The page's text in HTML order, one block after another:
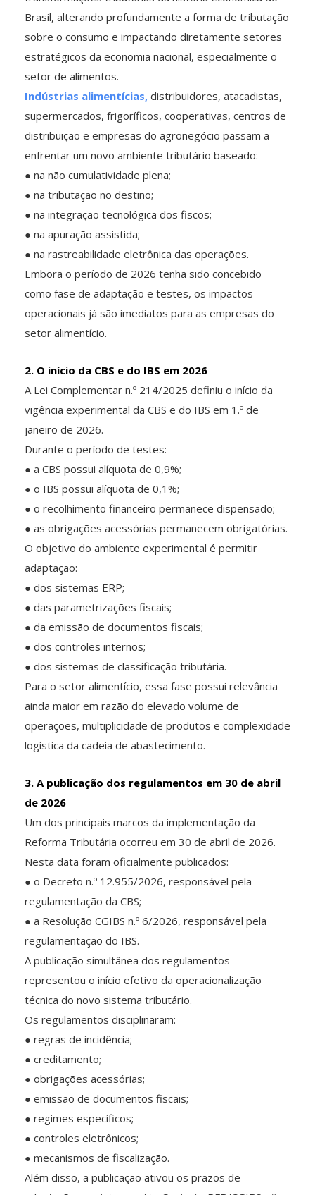
Brasil, alterando profundamente a forma de tributação
sobre o consumo e impactando diretamente setores
estratégicos da economia nacional, especialmente o
setor de alimentos.
Indústrias alimentícias, distribuidores, atacadistas,
supermercados, frigoríficos, cooperativas, centros de
distribuição e empresas do agronegócio passam a
enfrentar um novo ambiente tributário baseado:
● na não cumulatividade plena;
● na tributação no destino;
● na integração tecnológica dos fiscos;
● na apuração assistida;
● na rastreabilidade eletrônica das operações.
Embora o período de 2026 tenha sido concebido
como fase de adaptação e testes, os impactos
operacionais já são imediatos para as empresas do
setor alimentício.
2. O início da CBS e do IBS em 2026
A Lei Complementar n.º 214/2025 definiu o início da
vigência experimental da CBS e do IBS em 1.º de
janeiro de 2026.
Durante o período de testes:
● a CBS possui alíquota de 0,9%;
● o IBS possui alíquota de 0,1%;
● o recolhimento financeiro permanece dispensado;
● as obrigações acessórias permanecem obrigatórias.
O objetivo do ambiente experimental é permitir
adaptação:
● dos sistemas ERP;
● das parametrizações fiscais;
● da emissão de documentos fiscais;
● dos controles internos;
● dos sistemas de classificação tributária.
Para o setor alimentício, essa fase possui relevância
ainda maior em razão do elevado volume de
operações, multiplicidade de produtos e complexidade
logística da cadeia de abastecimento.
3. A publicação dos regulamentos em 30 de abril
de 2026
Um dos principais marcos da implementação da
Reforma Tributária ocorreu em 30 de abril de 2026.
Nesta data foram oficialmente publicados:
● o Decreto n.º 12.955/2026, responsável pela
regulamentação da CBS;
● a Resolução CGIBS n.º 6/2026, responsável pela
regulamentação do IBS.
A publicação simultânea dos regulamentos
representou o início efetivo da operacionalização
técnica do novo sistema tributário.
Os regulamentos disciplinaram:
● regras de incidência;
● creditamento;
● obrigações acessórias;
● emissão de documentos fiscais;
● regimes específicos;
● controles eletrônicos;
● mecanismos de fiscalização.
Além disso, a publicação ativou os prazos de